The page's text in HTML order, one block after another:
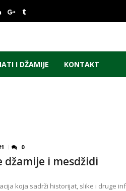
I DŽAMIJE KONTAKT
0
džamije i mesdžidi
koja sadrži historijat, slike i druge